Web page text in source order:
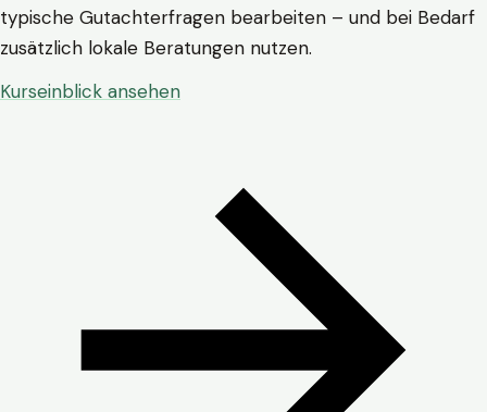
typische Gutachterfragen bearbeiten – und bei Bedarf
zusätzlich lokale Beratungen nutzen.
Kurseinblick ansehen